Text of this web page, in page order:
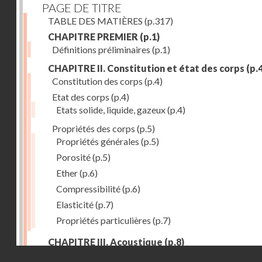
PAGE DE TITRE
TABLE DES MATIÈRES (p.317)
CHAPITRE PREMIER (p.1)
Définitions préliminaires (p.1)
CHAPITRE II. Constitution et état des corps
Constitution des corps (p.4)
Etat des corps (p.4)
Etats solide, liquide, gazeux(p.4)
Propriétés des corps (p.5)
Propriétés générales (p.5)
Porosité(p.5)
Ether(p.6)
Compressibilité(p.6)
Elasticité(p.7)
Propriétés particulières (p.7)
CHAPITRE III. Acoustique (p.8)